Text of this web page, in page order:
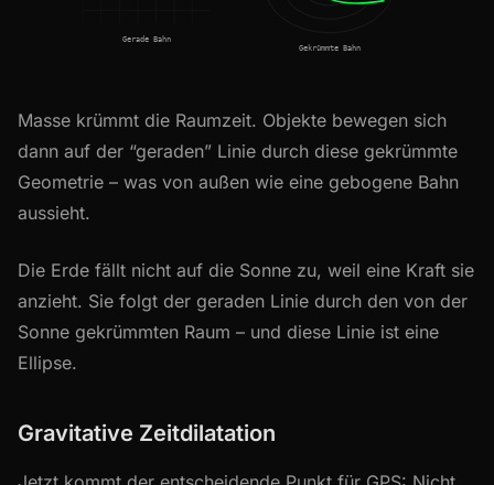
Gerade Bahn
Gekrümmte Bahn
Masse krümmt die Raumzeit. Objekte bewegen sich
dann auf der “geraden” Linie durch diese gekrümmte
Geometrie – was von außen wie eine gebogene Bahn
aussieht.
Die Erde fällt nicht auf die Sonne zu, weil eine Kraft sie
anzieht. Sie folgt der geraden Linie durch den von der
Sonne gekrümmten Raum – und diese Linie ist eine
Ellipse.
Gravitative Zeitdilatation